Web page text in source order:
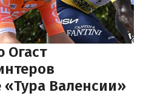
Огаст
«Тура Валенсии»